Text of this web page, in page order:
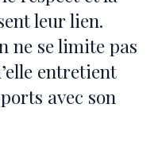
leur lien.
ne se limite pas
entretient
avec son